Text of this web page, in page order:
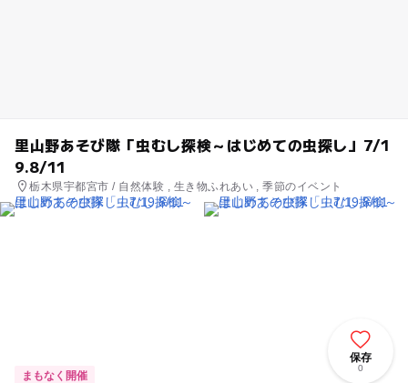
里山野あそび隊「虫むし探検～はじめての虫探し」7/1
9.8/11
栃木県宇都宮市 / 自然体験 , 生き物ふれあい , 季節のイベント
保存
0
まもなく開催